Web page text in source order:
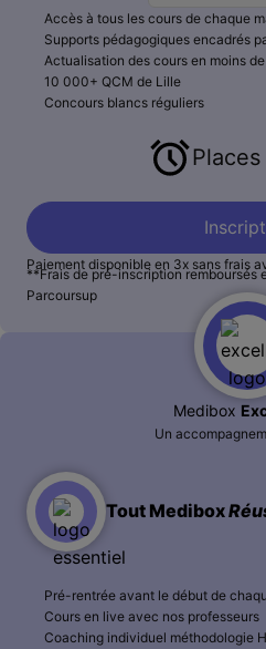
Accès à tous les cours de chaque
Supports pédagogiques encadrés
Actualisation des cours en moins
10 000+ QCM de Lille
Concours blancs réguliers
Paiement disponible en 3x sans frais
**Frais de pré-inscription remboursés
Parcoursup
Medibox
Un
Tout Medibox
Pré-rentrée avant le début de
Cours en live avec nos professeurs
Coaching individuel méthodologie